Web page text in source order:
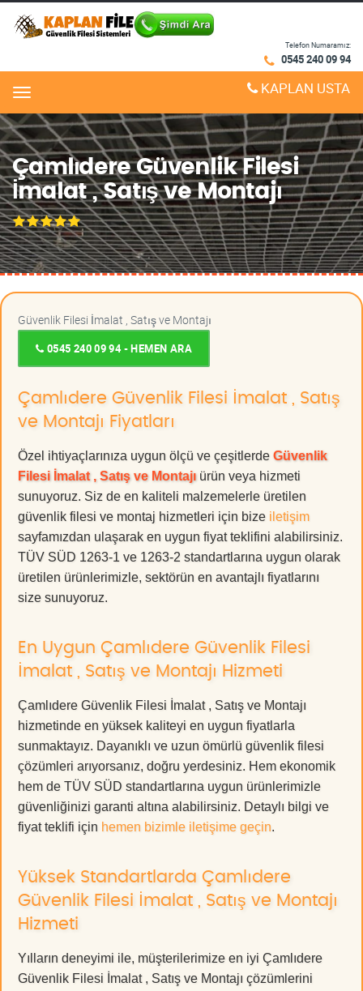
Telefon Numaramız:
0545 240 09 94
Menu KAPLAN USTA
Çamlıdere Güvenlik Filesi
İmalat , Satış ve Montajı
Güvenlik Filesi İmalat , Satış ve Montajı
0545 240 09 94 - HEMEN ARA
Çamlıdere Güvenlik Filesi İmalat , Satış
ve Montajı Fiyatları
Özel ihtiyaçlarınıza uygun ölçü ve çeşitlerde Güvenlik
Filesi İmalat , Satış ve Montajıürün veya hizmeti
sunuyoruz. Siz de en kaliteli malzemelerle üretilen
güvenlik filesi ve montaj hizmetleri için bize iletişim
sayfamızdan ulaşarak en uygun fiyat teklifini alabilirsiniz.
TÜV SÜD 1263-1 ve 1263-2 standartlarına uygun olarak
üretilen ürünlerimizle, sektörün en avantajlı fiyatlarını
size sunuyoruz.
En Uygun Çamlıdere Güvenlik Filesi
İmalat , Satış ve Montajı Hizmeti
Çamlıdere Güvenlik Filesi İmalat , Satış ve Montajı
hizmetinde en yüksek kaliteyi en uygun fiyatlarla
sunmaktayız. Dayanıklı ve uzun ömürlü güvenlik filesi
çözümleri arıyorsanız, doğru yerdesiniz. Hem ekonomik
hem de TÜV SÜD standartlarına uygun ürünlerimizle
güvenliğinizi garanti altına alabilirsiniz. Detaylı bilgi ve
fiyat teklifi için hemen bizimle iletişime geçin.
Yüksek Standartlarda Çamlıdere
Güvenlik Filesi İmalat , Satış ve Montajı
Hizmeti
Yılların deneyimi ile, müşterilerimize en iyi Çamlıdere
Güvenlik Filesi İmalat , Satış ve Montajı çözümlerini